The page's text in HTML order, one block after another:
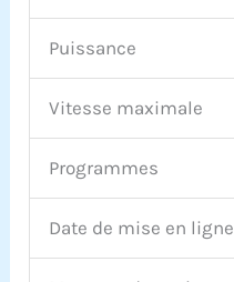
Puissance
Vitesse maximale
Programmes
Date de mise en ligne